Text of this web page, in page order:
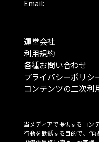
Email:
運営会社
利用規約
各種お問い合わせ
プライバシーポリシ
コンテンツの二次利
当メディアで提供するコン
行動を勧誘する目的で、作